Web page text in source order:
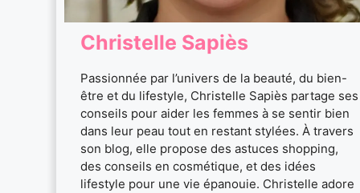
Christelle Sapiès
Passionnée par l’univers de la beauté, du bien-
être et du lifestyle, Christelle Sapiès partage ses
conseils pour aider les femmes à se sentir bien
dans leur peau tout en restant stylées. À travers
son blog, elle propose des astuces shopping,
des conseils en cosmétique, et des idées
lifestyle pour une vie épanouie. Christelle adore